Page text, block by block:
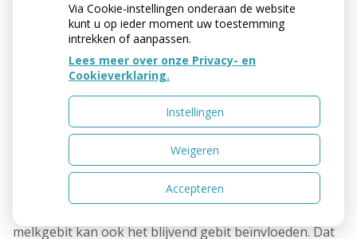
MOET JE EEN MELKGEBIT
GOED VERZORGEN?
Een kind wisselt vanzelf zijn melkgebit voor het blijvend
gebit. Je zou kunnen denken dat het daarom niet nodig
is een melkgebit goed te verzorgen. Niets is minder
waar. Een slechte verzorging kan gaatjes en
tandvleesontsteking veroorzaken. Dit kan pijn doen,
waardoor je kind slechter eet, zich niet lekker voelt of
melkgebit kan ook het blijvend gebit beïnvloeden. Dat
Via Cookie-instellingen onderaan de website
kunt u op ieder moment uw toestemming
intrekken of aanpassen.
Lees meer over onze Privacy- en
Cookieverklaring.
Instellingen
Weigeren
Accepteren